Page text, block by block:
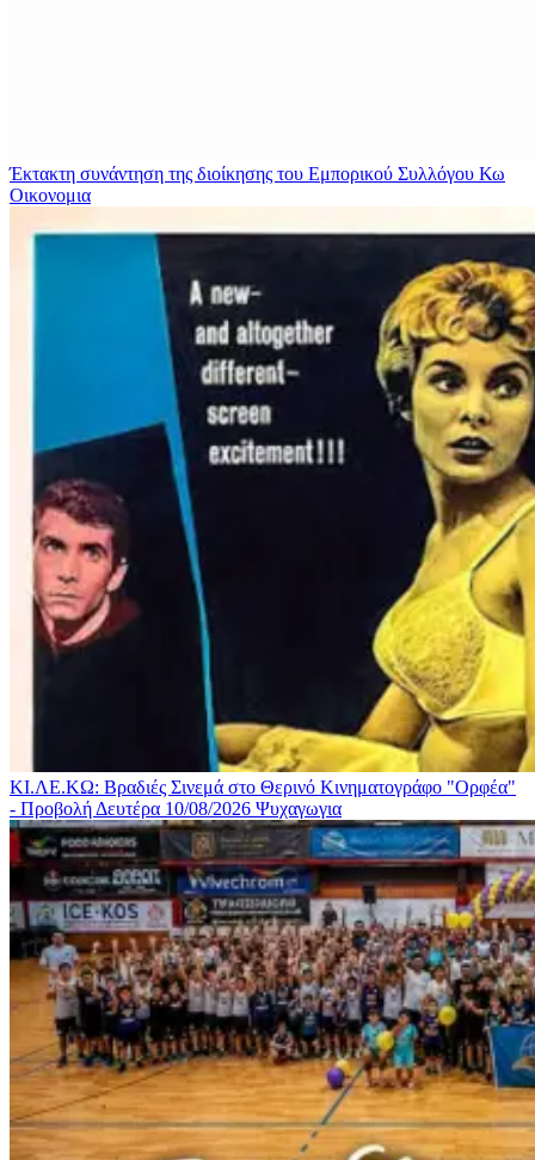
Έκτακτη συνάντηση της διοίκησης του Εμπορικού Συλλόγου Κω
Οικονομια
ΚΙ.ΛΕ.ΚΩ: Βραδιές Σινεμά στο Θερινό Κινηματογράφο "Ορφέα"
- Προβολή Δευτέρα 10/08/2026 Ψυχαγωγια